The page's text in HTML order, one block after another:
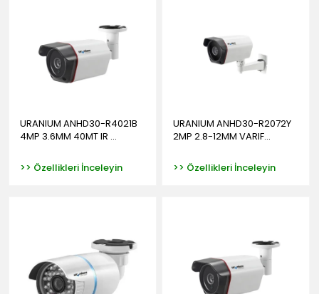
URANIUM ANHD30-R4021B
4MP 3.6MM 40MT IR ...
>> Özellikleri İnceleyin
URANIUM ANHD30-R2072Y
2MP 2.8-12MM VARIF...
>> Özellikleri İnceleyin